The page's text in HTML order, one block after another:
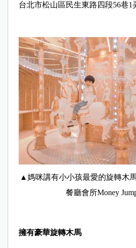
台北市松山區民生東路四段56巷1
▲媽咪講有小小孩最愛的旋轉木
餐廳會所Money
擁有豪華旋轉木馬